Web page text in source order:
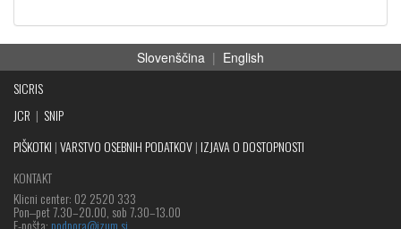
Slovenščina | English
SICRIS
JCR | SNIP
PIŠKOTKI |VARSTVO OSEBNIH PODATKOV| IZJAVA O DOSTOPNOSTI
KONTAKT
Klicni center: 02 2520 333
Pon‒pet 7.30–20.00, sob 7.30–13.00
E-pošta: podpora@izum.si